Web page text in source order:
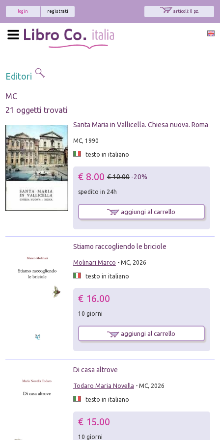
articoli: 0 pz.
registrati
login
Editori
MC
21 oggetti trovati
Santa Maria in Vallicella. Chiesa nuova. Roma
MC, 1990
testo in italiano
€ 8.00 € 10.00 -20%
spedito in 24h
aggiungi al carrello
Stiamo raccogliendo le briciole
Molinari Marco - MC, 2026
testo in italiano
€ 16.00
10 giorni
aggiungi al carrello
Di casa altrove
Todaro Maria Novella - MC, 2026
testo in italiano
€ 15.00
10 giorni